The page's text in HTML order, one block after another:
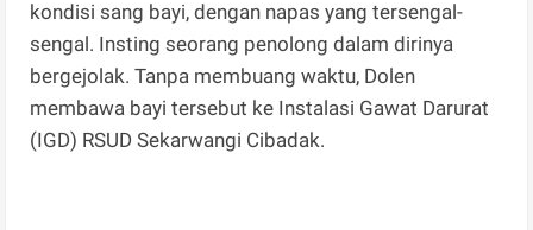
kondisi sang bayi, dengan napas yang tersengal-
sengal. Insting seorang penolong dalam dirinya
bergejolak. Tanpa membuang waktu, Dolen
membawa bayi tersebut ke Instalasi Gawat Darurat
(IGD) RSUD Sekarwangi Cibadak.